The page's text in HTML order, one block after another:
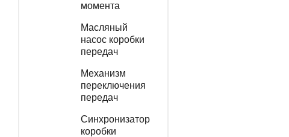
момента
Масляный
насос коробки
передач
Механизм
переключения
передач
Синхронизатор
коробки